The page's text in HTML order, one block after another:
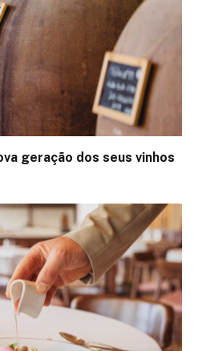
geração dos seus vinhos